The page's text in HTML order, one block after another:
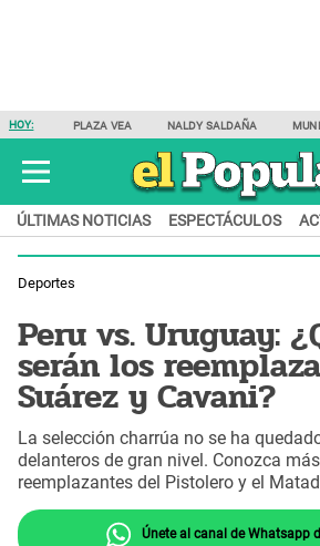
HOY: PLAZA VEA NALDY SALDAÑA
ÚLTIMAS NOTICIAS ESPECTÁCULOS
Deportes
Peru vs. Uruguay:
serán los
Suárez y Cavani?
La selección charrúa no se ha
delanteros de gran nivel. Conozca
reemplazantes del Pistolero y el
Únete al canal de Whatsapp